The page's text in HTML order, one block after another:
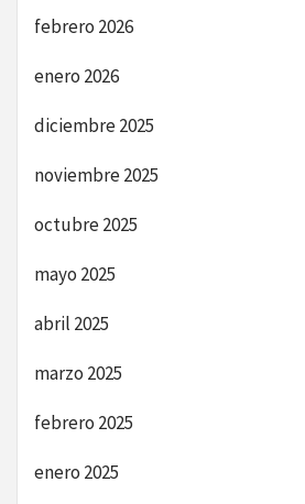
febrero 2026
enero 2026
diciembre 2025
noviembre 2025
octubre 2025
mayo 2025
abril 2025
marzo 2025
febrero 2025
enero 2025